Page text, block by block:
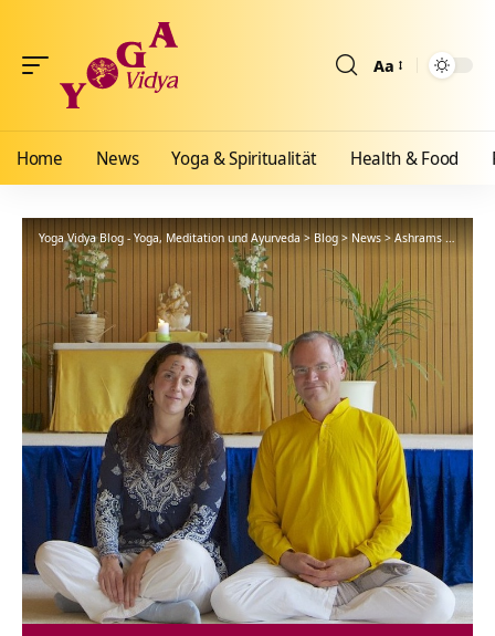
Aa
Home News Yoga & Spiritualität Health & Food
Yoga Vidya Blog - Yoga, Meditation und Ayurveda > Blog > News > Ashrams Bad